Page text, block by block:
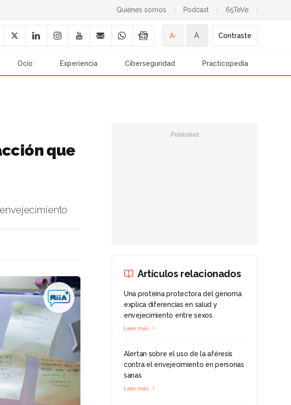
Quiénes somos Podcast 65TeVe
A- A Contraste
Ocio Experiencia Ciberseguridad Practicopedia
que
Artículos relacionados
Una proteína protectora del genoma
explica diferencias en salud y
envejecimiento entre sexos
Leer más
Alertan sobre el uso de la aféresis
contra el envejecimiento en personas
sanas
Leer más